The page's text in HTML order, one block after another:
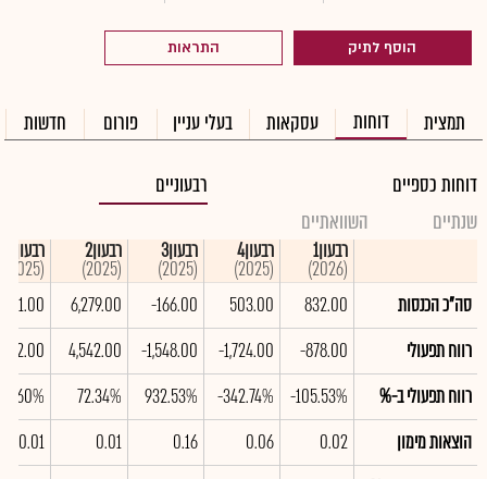
הוסף לתיק התראות
תמצית דוחות עסקאות בעלי עניין פורום חדשות
דוחות כספיים
רבעוניים
שנתיים
השוואתיים
רבעון1
(2026)
רבעון4
(2025)
רבעון3
(2025)
רבעון2
(2025)
רבעון1
(2025)
סה"כ הכנסות
832.00
503.00
-166.00
6,279.00
361.00
רווח תפעולי
-878.00
-1,724.00
-1,548.00
4,542.00
רווח תפעולי ב-%
-105.53%
-342.74%
932.53%
72.34%
הוצאות מימון
0.02
0.06
0.16
0.01
0.01